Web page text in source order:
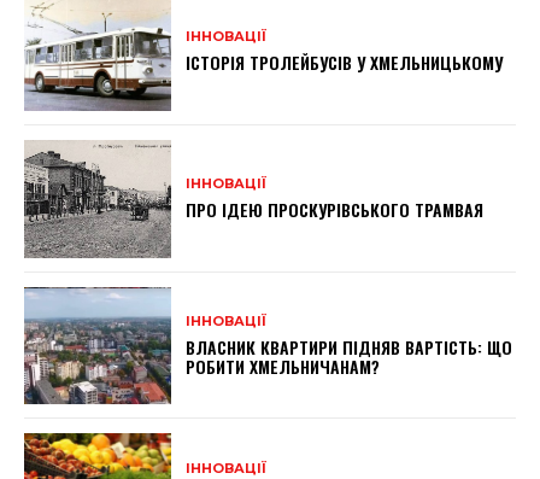
ІННОВАЦІЇ
ІСТОРІЯ ТРОЛЕЙБУСІВ У ХМЕЛЬНИЦЬКОМУ
ІННОВАЦІЇ
ПРО ІДЕЮ ПРОСКУРІВСЬКОГО ТРАМВАЯ
ІННОВАЦІЇ
ВЛАСНИК КВАРТИРИ ПІДНЯВ ВАРТІСТЬ: ЩО
РОБИТИ ХМЕЛЬНИЧАНАМ?
ІННОВАЦІЇ